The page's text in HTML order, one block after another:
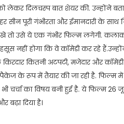
दिलचस्प बात शेयर की. उन्होंने
पूरी गंभीरता और ईमानदारी के साथ
तो उसे ये एक गंभीर फिल्म लगेगी.
नहीं होगा कि वे कॉमेडी कर रहे
कितनी अटपटी, मजेदार और
के रूप में तैयार की जा रही है. फिल्म
चर्चा का विषय बनी हुई है. ये फिल्म 26
बढ़ा दिया है।